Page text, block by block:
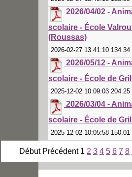
2026/04/02 -
scolaire - École
(Roussas)
2026-02-27 13:41:10
2026/05/12 -
scolaire - École de
2025-12-02 10:09:03
2026/03/04 -
scolaire - École de
2025-12-02 10:05:58
Début Précédent 1 2 3 4 5 6 7 8